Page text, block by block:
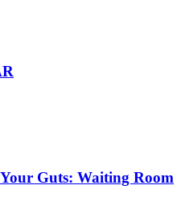
Guts: Waiting Room